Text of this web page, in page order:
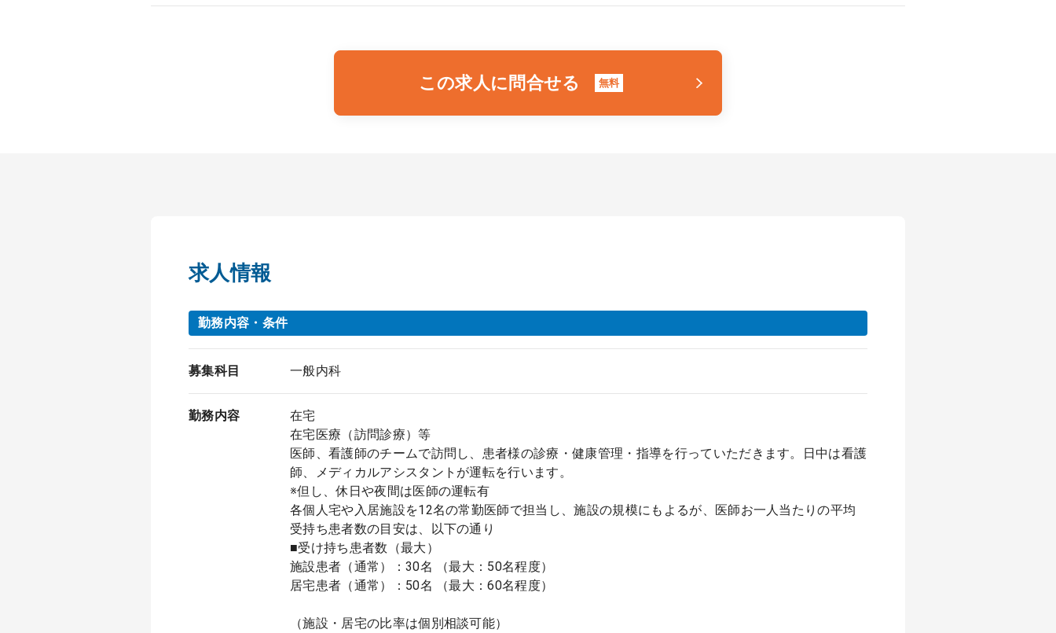
この求人に問合せる 無料
求人情報
勤務内容・条件
募集科目 一般内科
勤務内容
在宅
在宅医療（訪問診療）等
医師、看護師のチームで訪問し、患者様の診療・健康管理・指導を行っていただきます。日中は看護
師、メディカルアシスタントが運転を行います。
※但し、休日や夜間は医師の運転有
各個人宅や入居施設を12名の常勤医師で担当し、施設の規模にもよるが、医師お一人当たりの平均
受持ち患者数の目安は、以下の通り
■受け持ち患者数（最大）
施設患者（通常）：30名 （最大：50名程度）
居宅患者（通常）：50名 （最大：60名程度）
（施設・居宅の比率は個別相談可能）